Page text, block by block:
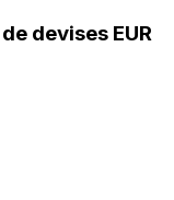
devises EUR